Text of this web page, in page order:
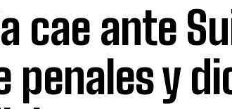
cae ante
penales y